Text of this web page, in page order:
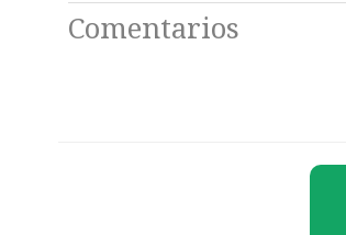
Comentarios